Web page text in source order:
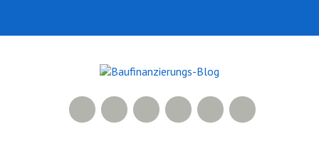
Facebook
500px
LinkedIn
Xing
RSS Feed